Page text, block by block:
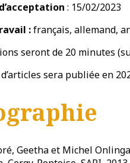
: 15/02/2023
:français, allemand,
seront de 20 minutes
sera publiée en
Geetha et Michel